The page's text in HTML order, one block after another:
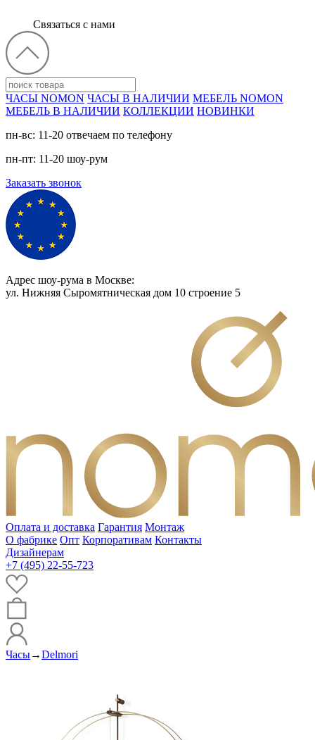
Связаться с нами
ЧАСЫ NOMON ЧАСЫ В НАЛИЧИИ МЕБЕЛЬ NOMON
МЕБЕЛЬ В НАЛИЧИИ КОЛЛЕКЦИИ НОВИНКИ
пн-вс: 11-20 отвечаем по телефону
пн-пт: 11-20 шоу-рум
Заказать звонок
Адрес шоу-рума в Москве:
ул. Нижняя Сыромятническая дом 10 cтроение 5
Оплата и доставка Гарантия Монтаж
О фабрике Опт Корпоративам Контакты
Дизайнерам
+7 (495) 22-55-723
Часы→Delmori